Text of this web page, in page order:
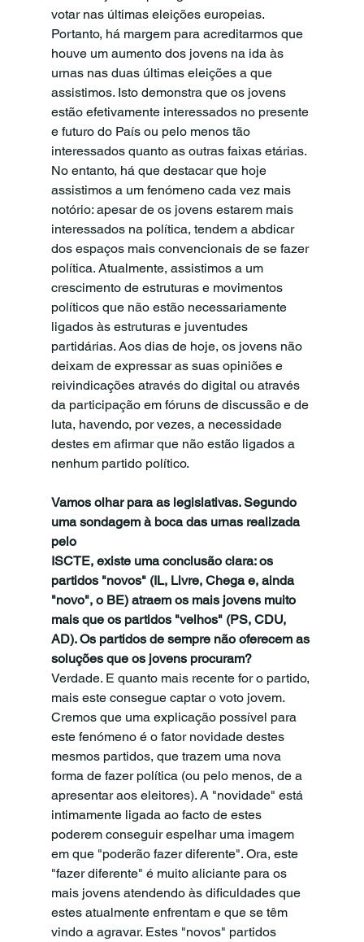
votar nas últimas eleições europeias.
Portanto, há margem para acreditarmos que
houve um aumento dos jovens na ida às
urnas nas duas últimas eleições a que
assistimos. Isto demonstra que os jovens
estão efetivamente interessados no presente
e futuro do País ou pelo menos tão
interessados quanto as outras faixas etárias.
No entanto, há que destacar que hoje
assistimos a um fenómeno cada vez mais
notório: apesar de os jovens estarem mais
interessados na política, tendem a abdicar
dos espaços mais convencionais de se fazer
política. Atualmente, assistimos a um
crescimento de estruturas e movimentos
políticos que não estão necessariamente
ligados às estruturas e juventudes
partidárias. Aos dias de hoje, os jovens não
deixam de expressar as suas opiniões e
reivindicações através do digital ou através
da participação em fóruns de discussão e de
luta, havendo, por vezes, a necessidade
destes em afirmar que não estão ligados a
nenhum partido político.
Vamos olhar para as legislativas. Segundo
uma sondagem à boca das urnas realizada
pelo
ISCTE, existe uma conclusão clara: os
partidos "novos" (IL, Livre, Chega e, ainda
"novo", o BE) atraem os mais jovens muito
mais que os partidos "velhos" (PS, CDU,
AD). Os partidos de sempre não oferecem as
soluções que os jovens procuram?
Verdade. E quanto mais recente for o partido,
mais este consegue captar o voto jovem.
Cremos que uma explicação possível para
este fenómeno é o fator novidade destes
mesmos partidos, que trazem uma nova
forma de fazer política (ou pelo menos, de a
apresentar aos eleitores). A "novidade" está
intimamente ligada ao facto de estes
poderem conseguir espelhar uma imagem
em que "poderão fazer diferente". Ora, este
"fazer diferente" é muito aliciante para os
mais jovens atendendo às dificuldades que
estes atualmente enfrentam e que se têm
vindo a agravar. Estes "novos" partidos